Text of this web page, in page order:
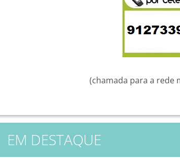
(chamada para a rede
EM DESTAQUE